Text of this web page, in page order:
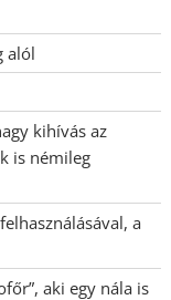
alól
kihívás az
is némileg
a
aki egy nála is